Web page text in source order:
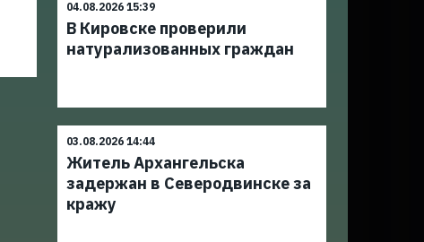
04.08.2026 15:39
В Кировске проверили
натурализованных граждан
03.08.2026 14:44
Житель Архангельска
задержан в Северодвинске за
кражу